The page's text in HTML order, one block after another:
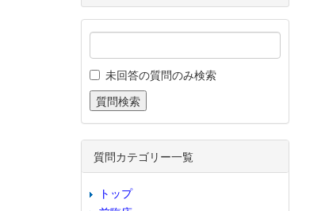
未回答の質問のみ検索
質問カテゴリー一覧
トップ